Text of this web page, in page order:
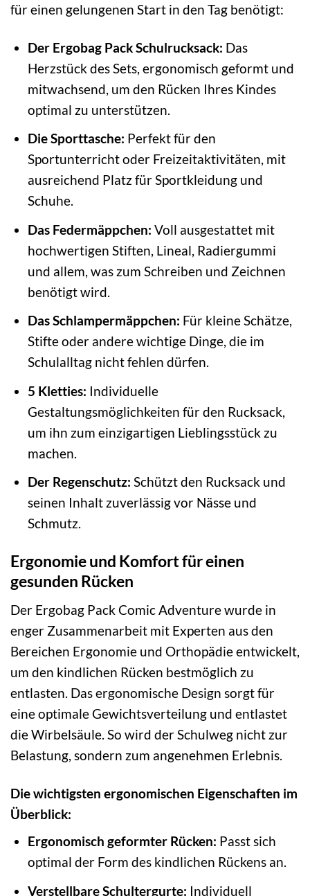
für einen gelungenen Start in den Tag benötigt:
Der Ergobag Pack Schulrucksack: Das
Herzstück des Sets, ergonomisch geformt und
mitwachsend, um den Rücken Ihres Kindes
optimal zu unterstützen.
Die Sporttasche: Perfekt für den
Sportunterricht oder Freizeitaktivitäten, mit
ausreichend Platz für Sportkleidung und
Schuhe.
Das Federmäppchen: Voll ausgestattet mit
hochwertigen Stiften, Lineal, Radiergummi
und allem, was zum Schreiben und Zeichnen
benötigt wird.
Das Schlampermäppchen: Für kleine Schätze,
Stifte oder andere wichtige Dinge, die im
Schulalltag nicht fehlen dürfen.
5 Kletties: Individuelle
Gestaltungsmöglichkeiten für den Rucksack,
um ihn zum einzigartigen Lieblingsstück zu
machen.
Der Regenschutz: Schützt den Rucksack und
seinen Inhalt zuverlässig vor Nässe und
Schmutz.
Ergonomie und Komfort für einen
gesunden Rücken
Der Ergobag Pack Comic Adventure wurde in
enger Zusammenarbeit mit Experten aus den
Bereichen Ergonomie und Orthopädie entwickelt,
um den kindlichen Rücken bestmöglich zu
entlasten. Das ergonomische Design sorgt für
eine optimale Gewichtsverteilung und entlastet
die Wirbelsäule. So wird der Schulweg nicht zur
Belastung, sondern zum angenehmen Erlebnis.
Die wichtigsten ergonomischen Eigenschaften im
Überblick:
Ergonomisch geformter Rücken: Passt sich
optimal der Form des kindlichen Rückens an.
Verstellbare Schultergurte: Individuell